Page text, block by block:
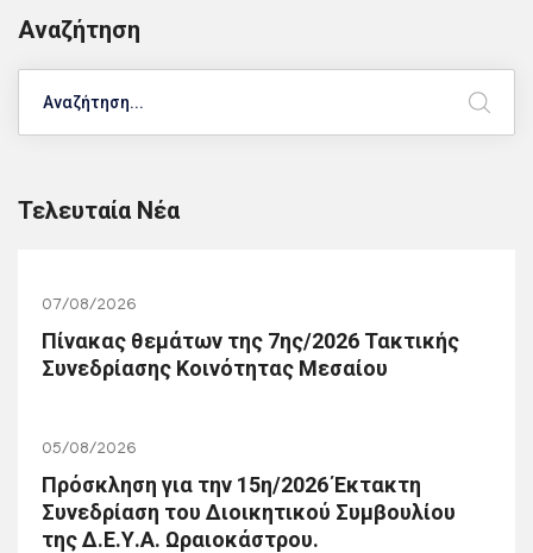
Αναζήτηση
Τελευταία Νέα
07/08/2026
Πίνακας θεμάτων της 7ης/2026 Τακτικής
Συνεδρίασης Κοινότητας Μεσαίου
05/08/2026
Πρόσκληση για την 15η/2026 Έκτακτη
Συνεδρίαση του Διοικητικού Συμβουλίου
της Δ.Ε.Υ.Α. Ωραιοκάστρου.